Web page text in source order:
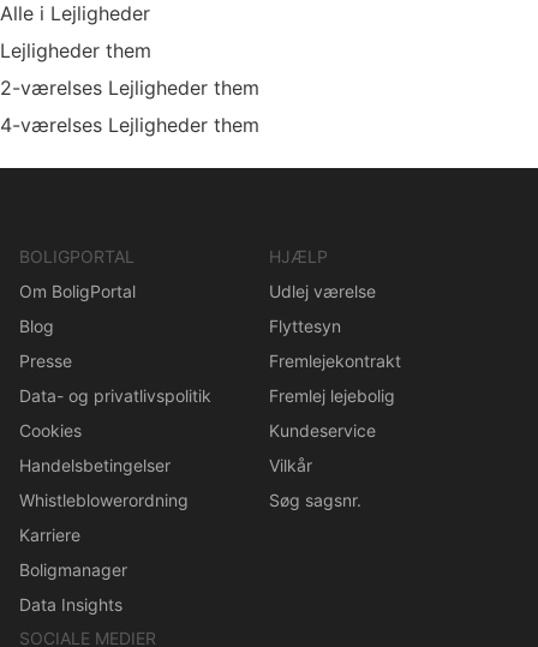
Alle i Lejligheder
Lejligheder them
2-værelses Lejligheder them
4-værelses Lejligheder them
BOLIGPORTAL
Om BoligPortal
Blog
Presse
Data- og privatlivspolitik
Cookies
Handelsbetingelser
Whistleblowerordning
Karriere
Boligmanager
Data Insights
HJÆLP
Udlej værelse
Flyttesyn
Fremlejekontrakt
Fremlej lejebolig
Kundeservice
Vilkår
Søg sagsnr.
SOCIALE MEDIER